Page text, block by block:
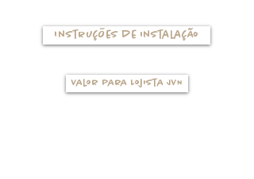
Instruções de instalação
Valor para Lojista JVN